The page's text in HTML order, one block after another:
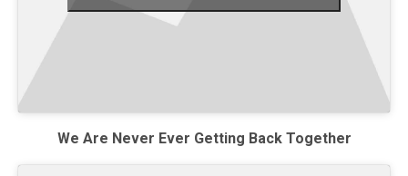
We Are Never Ever Getting Back Together